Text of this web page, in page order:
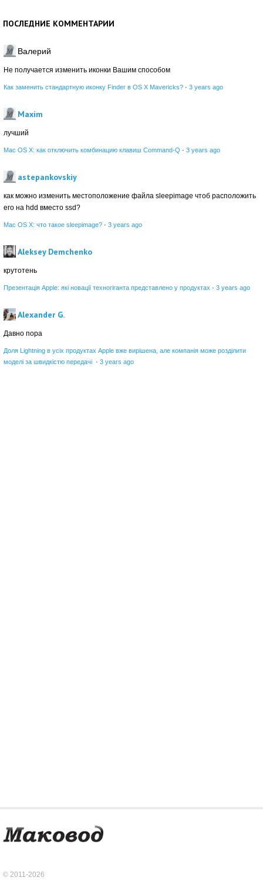
ПОСЛЕДНИЕ КОММЕНТАРИИ
Валерий
Не получается изменить иконки Вашим способом
Как заменить стандартную иконку Finder в OS X Mavericks? · 3 years ago
Maxim
лучший
Mac OS X: как отключить комбинацию клавиш Command-Q · 3 years ago
astepankovskiy
как можно изменить местоположение файла sleepimage чтоб расположить
его на hdd вместо ssd?
Mac OS X: что такое sleepimage? · 3 years ago
Aleksey Demchenko
крутотень
Презентація Apple: які новації техногіганта представлено у продуктах · 3 years ago
Alexander G.
Давно пора
Доля Lightning в усіх продуктах Apple вже вирішена, але компанія може розділити
моделі за швидкістю передачі · 3 years ago
© 2011-2026